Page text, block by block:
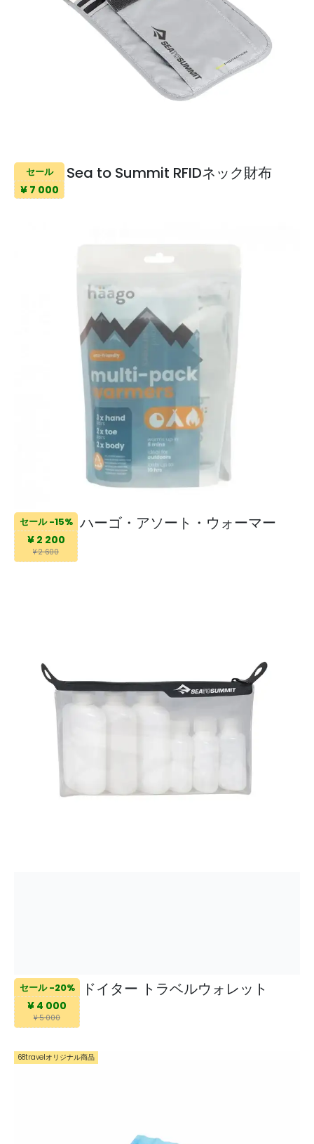
セール
¥ 7 000
Sea to Summit RFIDネック財布
セール -15%
¥ 2 200
¥ 2 600
ハーゴ・アソート・ウォーマー
セール -20%
¥ 4 000
¥ 5 000
ドイター トラベルウォレット
68travelオリジナル商品